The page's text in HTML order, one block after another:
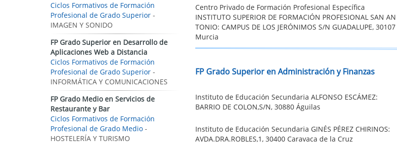
Centro Privado de Formación Profesional Específica
INSTITUTO SUPERIOR DE FORMACIÓN PROFESIONAL SAN AN
TONIO: CAMPUS DE LOS JERÓNIMOS S/N GUADALUPE, 30107
Murcia
FP Grado Superior en Administración y Finanzas
Instituto de Educación Secundaria ALFONSO ESCÁMEZ:
BARRIO DE COLON,S/N, 30880 Águilas
Instituto de Educación Secundaria GINÉS PÉREZ CHIRINOS:
AVDA.DRA.ROBLES,1, 30400 Caravaca de la Cruz
Ciclos Formativos de Formación
Profesional de Grado Superior -
IMAGEN Y SONIDO
FP Grado Superior en Desarrollo de
Aplicaciones Web a Distancia
Ciclos Formativos de Formación
Profesional de Grado Superior -
INFORMÁTICA Y COMUNICACIONES
FP Grado Medio en Servicios de
Restaurante y Bar
Ciclos Formativos de Formación
Profesional de Grado Medio -
HOSTELERÍA Y TURISMO